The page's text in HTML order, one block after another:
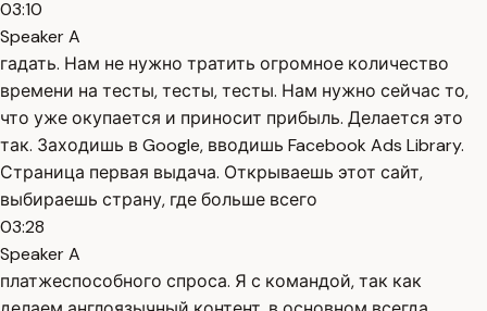
03:10
Speaker A
гадать. Нам не нужно тратить огромное количество
времени на тесты, тесты, тесты. Нам нужно сейчас то,
что уже окупается и приносит прибыль. Делается это
так. Заходишь в Google, вводишь Facebook Ads Library.
Страница первая выдача. Открываешь этот сайт,
выбираешь страну, где больше всего
03:28
Speaker A
платжеспособного спроса. Я с командой, так как